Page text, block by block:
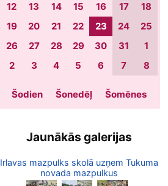
12
13 14 15 16 17
18
19
20 21 22 23 24
25
26
27 28 29 30 31
1
2
3 4 5 6 7 8
Šodien Šonedēļ Šomēnes
Jaunākās galerijas
Irlavas mazpulks skolā uzņem Tukuma
novada mazpulkus